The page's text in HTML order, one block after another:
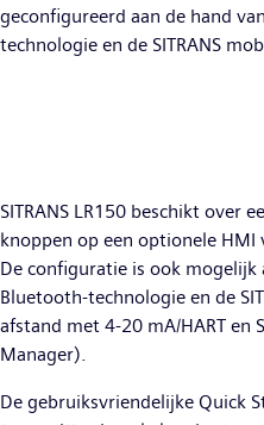
geconfigureerd aan de hand
technologie en de SITRANS
SITRANS LR150 beschikt over
knoppen op een optionele
De configuratie is ook mogelijk
Bluetooth-technologie en de
afstand met 4-20 mA/HART en
Manager).
De gebruiksvriendelijke Quick